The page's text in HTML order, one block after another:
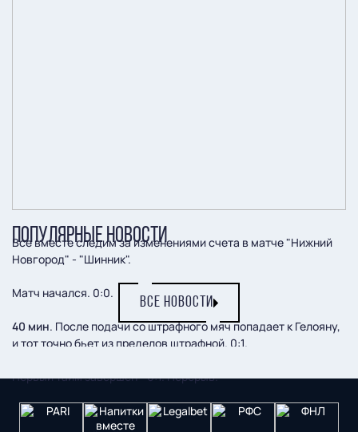
Все вместе следим за изменениями счета в матче "Нижний
Новгород" - "Шинник".
Матч начался. 0:0.
40 мин. После подачи со штрафного мяч попадает к Гелояну,
и тот точно бьет из пределов штрафной. 0:1.
Первый тайм завершен - 0:1. Перерыв.
ПОПУЛЯРНЫЕ НОВОСТИ
ВСЕ НОВОСТИ